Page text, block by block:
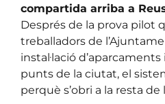
compartida arriba a
Després de la prova pilot
treballadors de
instal·lació
punts de la ciutat, el
perquè s’obri a la resta